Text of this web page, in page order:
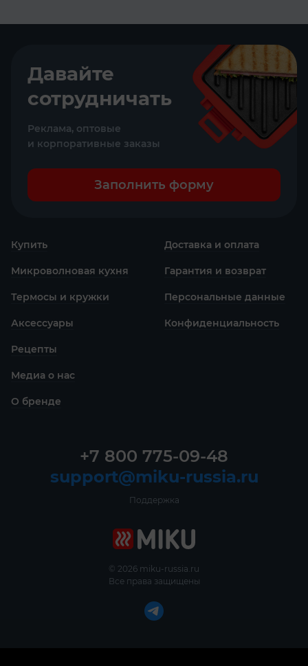
Давайте
сотрудничать
Реклама, оптовые
и корпоративные заказы
Заполнить форму
Купить
Микроволновая кухня
Термосы и кружки
Аксессуары
Рецепты
Медиа о нас
О бренде
Доставка и оплата
Гарантия и возврат
Персональные данные
Конфиденциаль­ность
© 2026 miku-russia.ru
Все права защищены
+7 800 775-09-48
support@miku-russia.ru
Поддержка